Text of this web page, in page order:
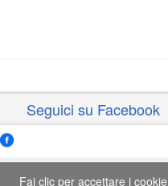
Seguici su Facebook
Fai clic per accettare i cookie